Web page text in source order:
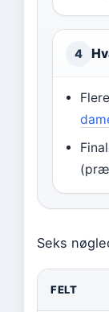
4
Seks
FELT